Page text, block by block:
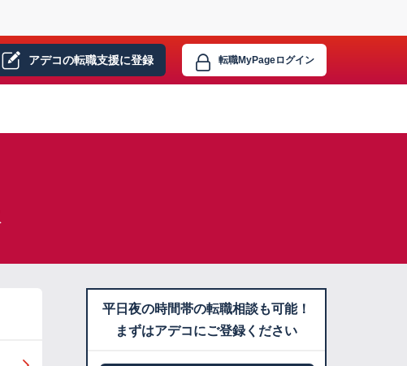
アデコの転職支援に登録 転職MyPageログイン
平日夜の時間帯の転職相談も可能！
まずはアデコにご登録ください